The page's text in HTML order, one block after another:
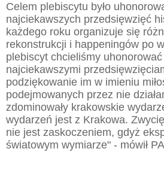
Celem plebiscytu było
najciekawszych przedsięwzięć
każdego roku organizuje się
rekonstrukcji i happeningów po
plebiscyt chcieliśmy
najciekawszymi
podziękowanie im w imieniu
podejmowanych przez nie
zdominowały krakowskie
wydarzeń jest z Krakowa.
nie jest zaskoczeniem, gdyż
światowym wymiarze" - mówił